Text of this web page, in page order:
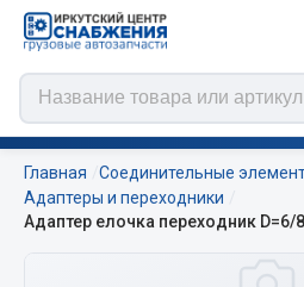
Цепи противоскольжения
Главная
Соединительные
Адаптеры и переходники
Адаптер елочка переходник